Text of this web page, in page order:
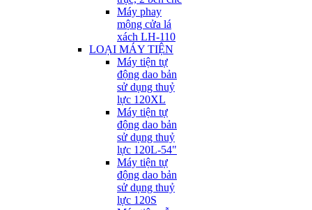
Máy phay
mộng cửa lá
xách LH-110
LOẠI MÁY TIỆN
Máy tiện tự
động dao bản
sử dụng thuỷ
lực 120XL
Máy tiện tự
động dao bản
sử dụng thuỷ
lực 120L-54"
Máy tiện tự
động dao bản
sử dụng thuỷ
lực 120S